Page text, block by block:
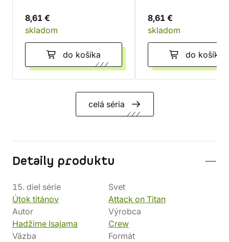
8,61 €
skladom
do košíka
8,61 €
skladom
do košíka
celá séria
Detaily produktu
15. diel série
Útok titánov
Svet
Attack on Titan
Autor
Hadžime Isajama
Výrobca
Crew
Väzba
Formát